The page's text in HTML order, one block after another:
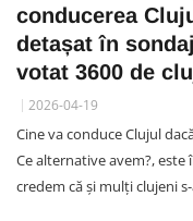
conducerea
detașat în
votat 3600 de
2026-04-19
Cine va conduce Clujul
Ce alternative avem?, este
credem că și mulți clujeni